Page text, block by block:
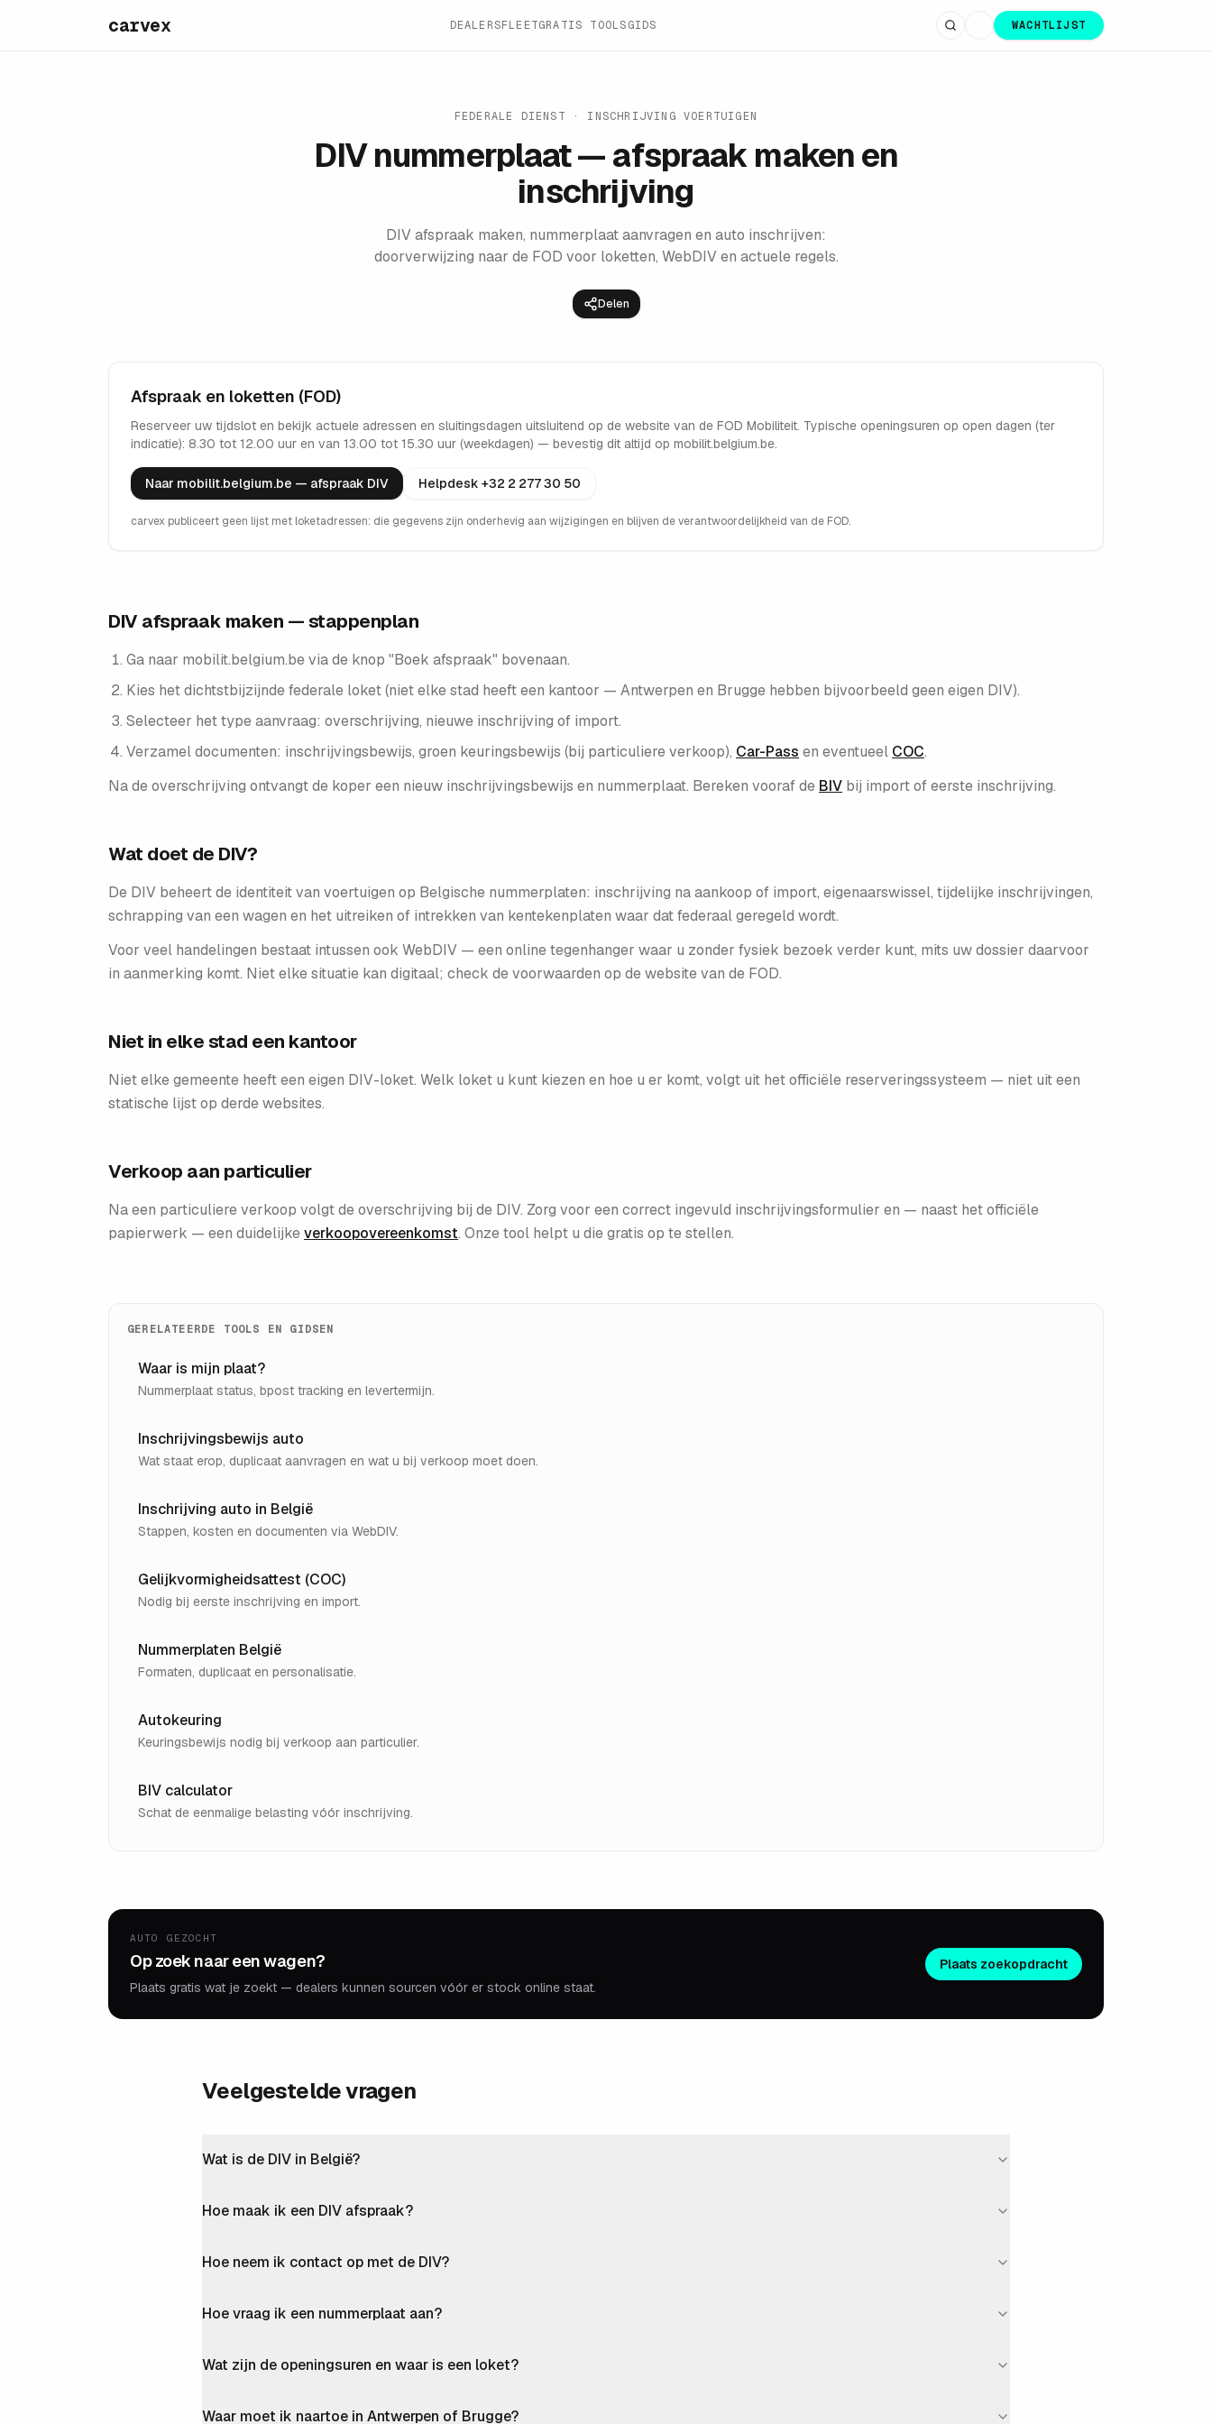
carvex DEALERSFLEETGRATIS TOOLSGIDS WACHTLIJST
FEDERALE DIENST · INSCHRIJVING VOERTUIGEN
DIV nummerplaat — afspraak maken en
inschrijving
DIV afspraak maken, nummerplaat aanvragen en auto inschrijven:
doorverwijzing naar de FOD voor loketten, WebDIV en actuele regels.
Delen
Afspraak en loketten (FOD)
Reserveer uw tijdslot en bekijk actuele adressen en sluitingsdagen uitsluitend op de website van de FOD Mobiliteit. Typische openingsuren op open dagen (ter
indicatie): 8.30 tot 12.00 uur en van 13.00 tot 15.30 uur (weekdagen) — bevestig dit altijd op mobilit.belgium.be.
Naar mobilit.belgium.be — afspraak DIV Helpdesk +32 2 277 30 50
carvex publiceert geen lijst met loketadressen: die gegevens zijn onderhevig aan wijzigingen en blijven de verantwoordelijkheid van de FOD.
DIV afspraak maken — stappenplan
Ga naar mobilit.belgium.be via de knop "Boek afspraak" bovenaan.
Kies het dichtstbijzijnde federale loket (niet elke stad heeft een kantoor — Antwerpen en Brugge hebben bijvoorbeeld geen eigen DIV).
Selecteer het type aanvraag: overschrijving, nieuwe inschrijving of import.
Verzamel documenten: inschrijvingsbewijs, groen keuringsbewijs (bij particuliere verkoop), Car-Pass en eventueel COC.
Na de overschrijving ontvangt de koper een nieuw inschrijvingsbewijs en nummerplaat. Bereken vooraf de BIV bij import of eerste inschrijving.
Wat doet de DIV?
De DIV beheert de identiteit van voertuigen op Belgische nummerplaten: inschrijving na aankoop of import, eigenaarswissel, tijdelijke inschrijvingen,
schrapping van een wagen en het uitreiken of intrekken van kentekenplaten waar dat federaal geregeld wordt.
Voor veel handelingen bestaat intussen ook WebDIV — een online tegenhanger waar u zonder fysiek bezoek verder kunt, mits uw dossier daarvoor
in aanmerking komt. Niet elke situatie kan digitaal; check de voorwaarden op de website van de FOD.
Niet in elke stad een kantoor
Niet elke gemeente heeft een eigen DIV-loket. Welk loket u kunt kiezen en hoe u er komt, volgt uit het officiële reserveringssysteem — niet uit een
statische lijst op derde websites.
Verkoop aan particulier
Na een particuliere verkoop volgt de overschrijving bij de DIV. Zorg voor een correct ingevuld inschrijvingsformulier en — naast het officiële
papierwerk — een duidelijkeverkoopovereenkomst. Onze tool helpt u die gratis op te stellen.
GERELATEERDE TOOLS EN GIDSEN
Waar is mijn plaat?
Nummerplaat status, bpost tracking en levertermijn.
Inschrijvingsbewijs auto
Wat staat erop, duplicaat aanvragen en wat u bij verkoop moet doen.
Inschrijving auto in België
Stappen, kosten en documenten via WebDIV.
Gelijkvormigheidsattest (COC)
Nodig bij eerste inschrijving en import.
Nummerplaten België
Formaten, duplicaat en personalisatie.
Autokeuring
Keuringsbewijs nodig bij verkoop aan particulier.
BIV calculator
Schat de eenmalige belasting vóór inschrijving.
AUTO GEZOCHT
Op zoek naar een wagen?
Plaats gratis wat je zoekt — dealers kunnen sourcen vóór er stock online staat.
Plaats zoekopdracht
Veelgestelde vragen
Wat is de DIV in België?
Hoe maak ik een DIV afspraak?
Hoe neem ik contact op met de DIV?
Hoe vraag ik een nummerplaat aan?
Wat zijn de openingsuren en waar is een loket?
Waar moet ik naartoe in Antwerpen of Brugge?